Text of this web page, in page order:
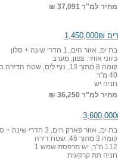
מחיר למ"ר 37,091 ₪
בת ים, אזור הים, 1 חדרי שינה + סלון
כיווני אוויר: צפון, מערב
קומה 8 מתוך 13, נוף לים, שטח הדירה בקולוני ביץ׳
40 מ"ר
חניה יש
מחיר למ"ר 36,250 ₪
בת ים, אזור פארק הים, 3 חדרי שינה + סלון
קומה 3 מתוך 46, שטח דירה
112 מ"ר, יש מרפסת שמש 1
חניה תת קרקעית